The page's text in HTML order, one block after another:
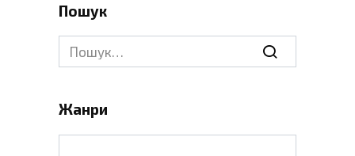
Пошук
Search
for:
Жанри